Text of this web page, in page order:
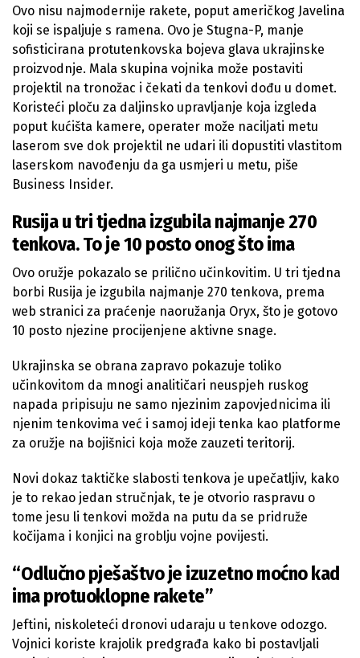
Ovo nisu najmodernije rakete, poput američkog Javelina
koji se ispaljuje s ramena. Ovo je Stugna-P, manje
sofisticirana protutenkovska bojeva glava ukrajinske
proizvodnje. Mala skupina vojnika može postaviti
projektil na tronožac i čekati da tenkovi dođu u domet.
Koristeći ploču za daljinsko upravljanje koja izgleda
poput kućišta kamere, operater može naciljati metu
laserom sve dok projektil ne udari ili dopustiti vlastitom
laserskom navođenju da ga usmjeri u metu, piše
Business Insider.
Rusija u tri tjedna izgubila najmanje 270
tenkova. To je 10 posto onog što ima
Ovo oružje pokazalo se prilično učinkovitim. U tri tjedna
borbi Rusija je izgubila najmanje 270 tenkova, prema
web stranici za praćenje naoružanja Oryx, što je gotovo
10 posto njezine procijenjene aktivne snage.
Ukrajinska se obrana zapravo pokazuje toliko
učinkovitom da mnogi analitičari neuspjeh ruskog
napada pripisuju ne samo njezinim zapovjednicima ili
njenim tenkovima već i samoj ideji tenka kao platforme
za oružje na bojišnici koja može zauzeti teritorij.
Novi dokaz taktičke slabosti tenkova je upečatljiv, kako
je to rekao jedan stručnjak, te je otvorio raspravu o
tome jesu li tenkovi možda na putu da se pridruže
kočijama i konjici na groblju vojne povijesti.
“Odlučno pješaštvo je izuzetno moćno kad
ima protuoklopne rakete”
Jeftini, niskoleteći dronovi udaraju u tenkove odozgo.
Vojnici koriste krajolik predgrađa kako bi postavljali